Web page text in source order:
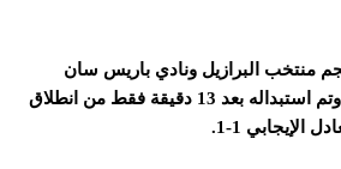
منتخب البرازيل ونادي باريس سان
جيرمان، نيمار دا سيلفا، وتم استبداله بعد 13 دقيقة فقط من انطلاق
الإيجابي 1-1.